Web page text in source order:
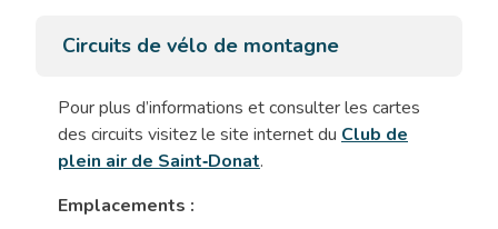
Circuits de vélo de montagne
Pour plus d’informations et consulter les cartes
des circuits visitez le site internet du Club de
plein air de Saint‑Donat.
Emplacements :